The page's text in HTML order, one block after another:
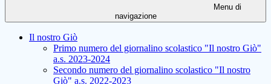
Menu di
navigazione
Il nostro Giò
Primo numero del giornalino scolastico "Il nostro Giò"
a.s. 2023-2024
Secondo numero del giornalino scolastico "Il nostro
Giò" a.s. 2022-2023